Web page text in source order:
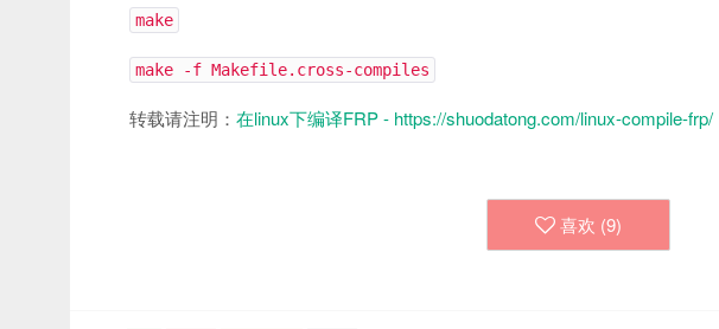
make
make -f Makefile.cross-compiles
转载请注明： 在linux下编译FRP - https://shuodatong.com/linux-compile-frp/
喜欢 (9)